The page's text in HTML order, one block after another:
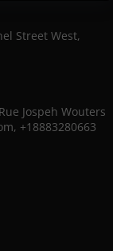
Street West,
Jospeh Wouters
+18883280663